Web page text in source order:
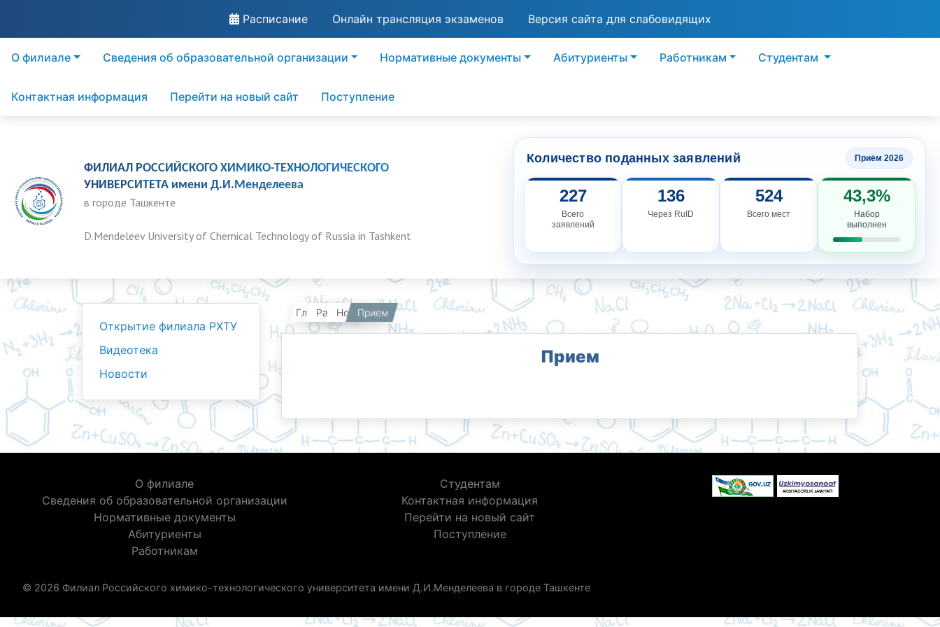
Расписание Онлайн трансляция экзаменов Версия сайта для слабовидящих
О филиале Сведения об образовательной организации Нормативные документы Абитуриенты Работникам Студентам
Контактная информация Перейти на новый сайт Поступление
ФИЛИАЛ РОССИЙСКОГО ХИМИКО-ТЕХНОЛОГИЧЕСКОГО
УНИВЕРСИТЕТА имени Д.И.Менделеева
в городе Ташкенте
D.Mendeleev University of Chemical Technology of Russia in Tashkent
Количество поданных заявлений Приём 2026
227
Всего
заявлений
136
Через RuID
524
Всего мест
43,3%
Набор
выполнен
Открытие филиала РХТУ
Видеотека
Новости
Главная Работникам Новости
Прием
Прием
О филиале
Сведения об образовательной организации
Нормативные документы
Абитуриенты
Работникам
Студентам
Контактная информация
Перейти на новый сайт
Поступление
© 2026 Филиал Российского химико-технологического университета имени Д.И.Менделеева в городе Ташкенте